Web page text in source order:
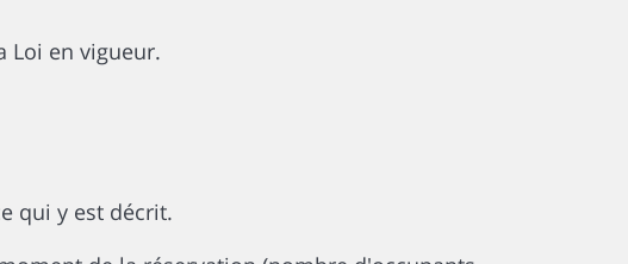
Loi en vigueur.
qui y est décrit.